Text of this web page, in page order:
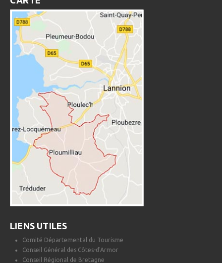
LIENS UTILES
Comité Départemental du Tourisme
Conseil Général des Côtes-d'Armor
Conseil Régional de Bretagne